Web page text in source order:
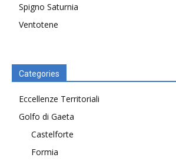
Spigno Saturnia
Ventotene
Categories
Eccellenze Territoriali
Golfo di Gaeta
Castelforte
Formia